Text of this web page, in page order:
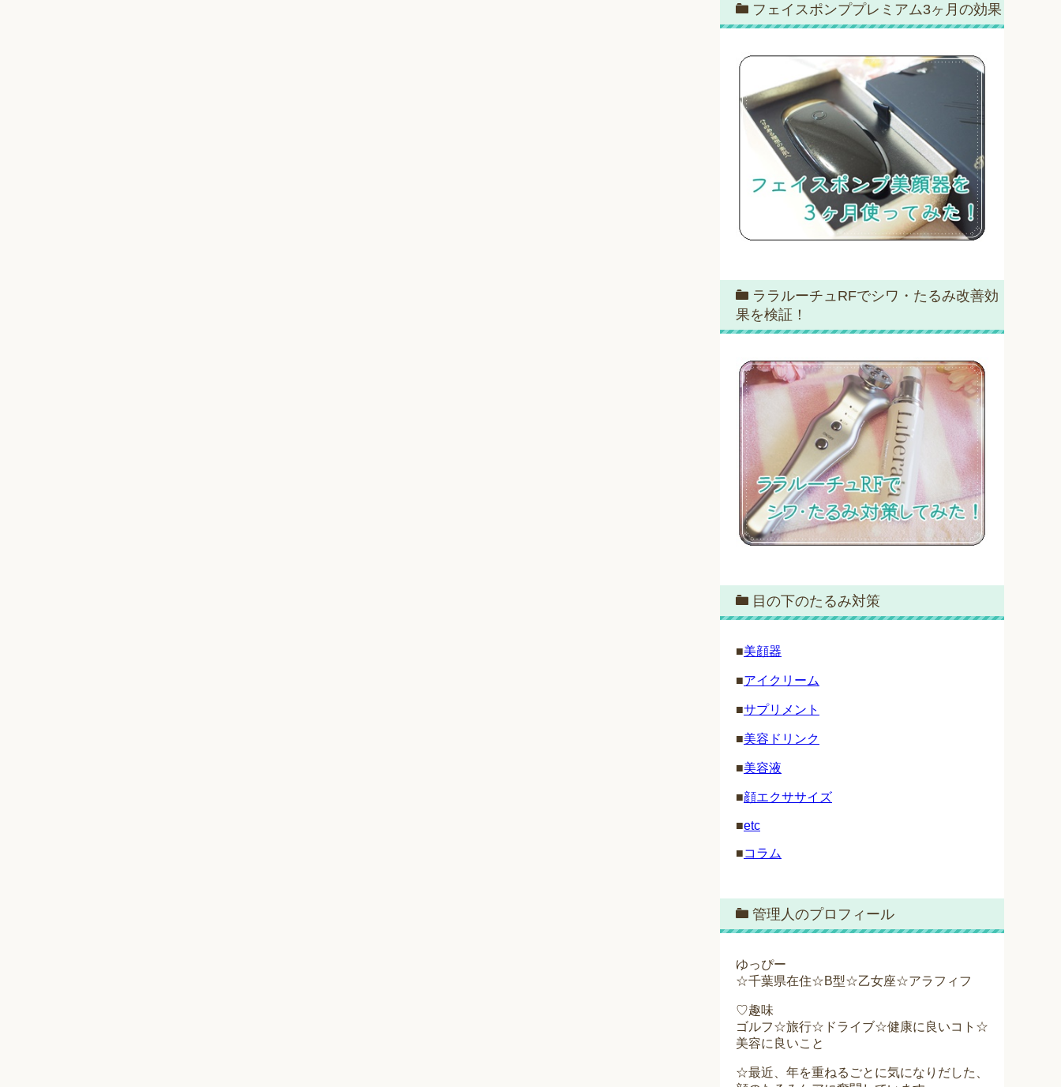
フェイスポンププレミアム3ヶ月の効果
ララルーチュRFでシワ・たるみ改善効
果を検証！
目の下のたるみ対策
■美顔器
■アイクリーム
■サプリメント
■美容ドリンク
■美容液
■顔エクササイズ
■etc
■コラム
管理人のプロフィール
ゆっぴー
☆千葉県在住☆B型☆乙女座☆アラフィフ
♡趣味
ゴルフ☆旅行☆ドライブ☆健康に良いコト☆
美容に良いこと
☆最近、年を重ねるごとに気になりだした、